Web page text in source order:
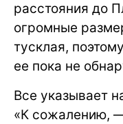
расстояния до
огромные
тусклая,
ее пока не
Все указывает
«К сожалению,